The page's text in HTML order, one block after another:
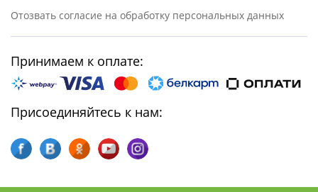
Отозвать согласие на обработку персональных данных
Принимаем к оплате:
Присоединяйтесь к нам: